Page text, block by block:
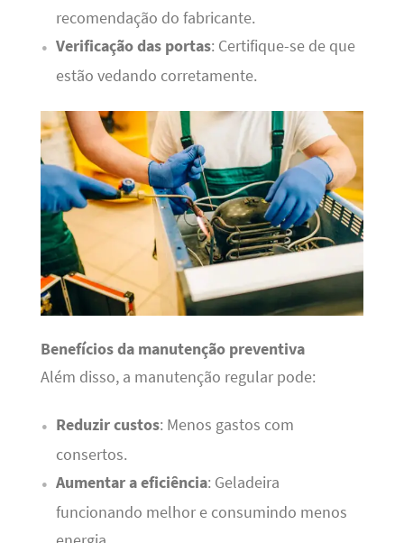
recomendação do fabricante.
Verificação das portas: Certifique-se de que
estão vedando corretamente.
Benefícios da manutenção preventiva
Além disso, a manutenção regular pode:
Reduzir custos: Menos gastos com
consertos.
Aumentar a eficiência: Geladeira
funcionando melhor e consumindo menos